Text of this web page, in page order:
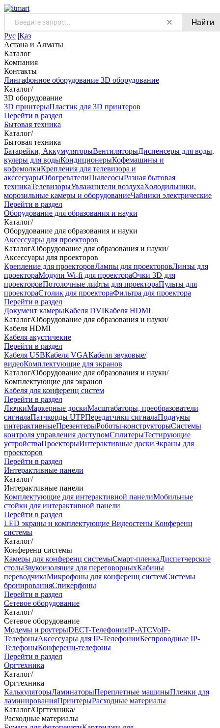
Найти
Рус |Қаз
Астана и Алматы
Каталог
Компания
Контакты
Лингафонное оборудование 3D оборудование
Каталог/
3D оборудование
3D принтерыПластик для 3D принтеров
Перейти в раздел
Бытовая техника
Каталог/
Бытовая техника
Батарейки, АккумуляторыВентиляторыДиспенсеры для воды,
кулеры для водыКондиционерыКофемашины и
кофемолкиКрепления для телевизора и
акссесуарыОбогревателиПылесосыРазная бытовая
техникаТелевизорыУвлажнители воздухаХолодильники,
морозильные камеры и оборудованиеЧайники электрические
Перейти в раздел
Оборудование для образования и науки
Каталог/
Оборудование для образования и науки
Аксессуары для проекторов
Каталог/Оборудование для образования и науки/
Аксессуары для проекторов
Крепление для проекторовЛампы для проекторовЛинзы для
проектораМодули Wi-fi для проектораОчки 3D для
проекторовПотолочные лифты для проектораПульты для
проектораСтолик для проектораФильтра для проектора
Перейти в раздел
Документ камерыКабеля DVIКабеля HDMI
Каталог/Оборудование для образования и науки/
Кабеля HDMI
Кабеля акустичекие
Перейти в раздел
Кабеля USBКабеля VGAКабеля звуковые/
видеоКомплектующие для экранов
Каталог/Оборудование для образования и науки/
Комплектующие для экранов
Кабеля для конференц систем
Перейти в раздел
ЛючкиМаркерные доскиМасштабаторы, преобразователи
сигналаПатчкорды UTPПередатчики сигналаПодиумы
интерактивныеПрезентерыРоботы-конструкторыСистемы
контроля управления доступомСплитерыТестирующие
устройстваПроекторыИнтерактивные доскиЭкраны для
проекторов
Перейти в раздел
Интерактивные панели
Каталог/
Интерактивные панели
Комплектующие для интерактивной панелиМобильные
стойки для интерактивной панели
Перейти в раздел
LED экраны и комплектующие Видеостены Конференц
системы
Каталог/
Конференц системы
Камеры для конференц системыCмарт-пленкаДиспетчерские
столыЗвукоизоляция для переговорныхКабины
переводчикаМикрофоны для конференц системСистемы
бронированияСпикерфоны
Перейти в раздел
Сетевое оборудование
Каталог/
Сетевое оборудование
Модемы и роутерыDECT-ТелефонияIP-ATCVoIP-
ТелефоныАксессуары для IP-ТелефонииБеспроводные IP-
ТелефоныКонференц-телефоны
Перейти в раздел
Оргтехника
Каталог/
Оргтехника
КалькуляторыЛаминаторыПереплетные машиныПленки для
ламинированияПринтерыРасходные материалы
Каталог/Оргтехника/
Расходные материалы